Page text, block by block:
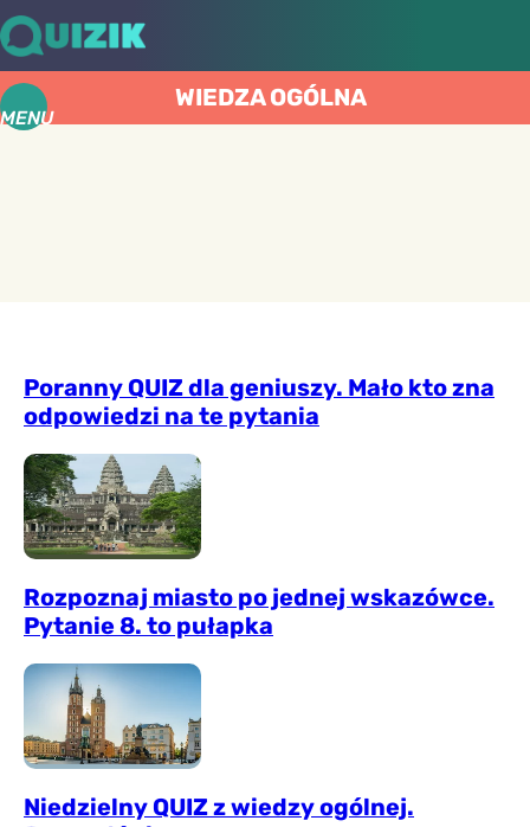
MENU
WIEDZA OGÓLNA
Poranny QUIZ dla geniuszy. Mało kto zna
odpowiedzi na te pytania
Rozpoznaj miasto po jednej wskazówce.
Pytanie 8. to pułapka
Niedzielny QUIZ z wiedzy ogólnej.